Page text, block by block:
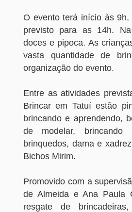
O evento terá início às
previsto para as 14h.
doces e pipoca. As
vasta quantidade de
organização do evento.
Entre as atividades
Brincar em Tatuí estão
brincando e aprendendo,
de modelar,
brinquedos, dama e
Bichos Mirim.
Promovido com a
de Almeida e Ana Paula
resgate de